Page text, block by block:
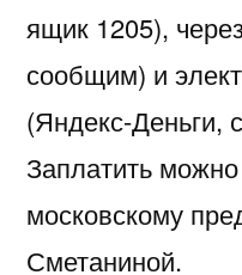
ящик 1205),
сообщим) и
(Яндекс-Деньги,
Заплатить
московскому
Сметаниной.